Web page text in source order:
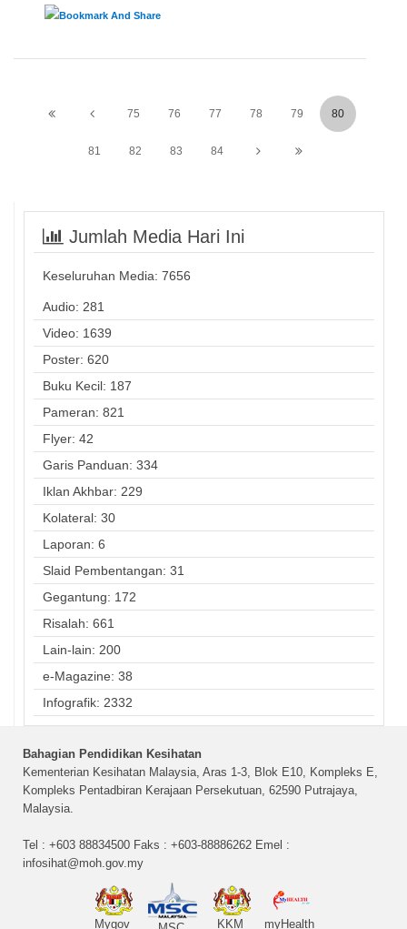
75 76 77 78 79 80
81 82 83 84
Jumlah Media Hari Ini
Keseluruhan Media: 7656
Audio: 281
Video: 1639
Poster: 620
Buku Kecil: 187
Pameran: 821
Flyer: 42
Garis Panduan: 334
Iklan Akhbar: 229
Kolateral: 30
Laporan: 6
Slaid Pembentangan: 31
Gegantung: 172
Risalah: 661
Lain-lain: 200
e-Magazine: 38
Infografik: 2332
Bahagian Pendidikan Kesihatan
Kementerian Kesihatan Malaysia, Aras 1-3, Blok E10, Kompleks E,
Kompleks Pentadbiran Kerajaan Persekutuan, 62590 Putrajaya,
Malaysia.
Tel : +603 88834500 Faks : +603-88886262 Emel :
infosihat@moh.gov.my
Mygov KKM myHealth